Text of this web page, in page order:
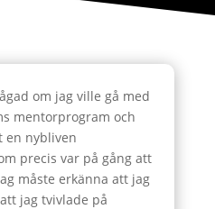
om jag ville gå med
mentorprogram och
en nybliven
precis var på gång att
måste erkänna att jag
jag tvivlade på